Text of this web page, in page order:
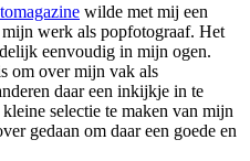
wilde met mij een
werk als popfotograaf. Het
eenvoudig in mijn ogen.
om over mijn vak als
daar een inkijkje in te
selectie te maken van mijn
gedaan om daar een goede en